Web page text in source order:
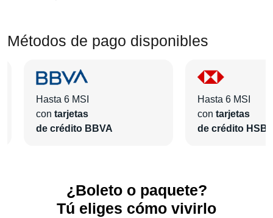
eventos para que tú únicamente te dediques a disfrutar!
Métodos de pago disponibles
Hasta 6 MSI
con tarjetas
de crédito BBVA
Hasta 6 MSI
con tarjetas
de crédito
¿Boleto o paquete?
Tú eliges cómo vivirlo